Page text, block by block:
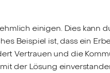
einigen. Dies kann
Beispiel ist, dass ein
Vertrauen und die
der Lösung